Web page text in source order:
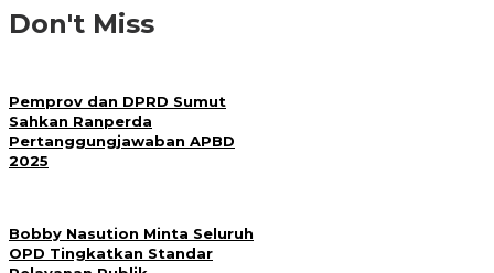
Don't Miss
Pemprov dan DPRD Sumut
Sahkan Ranperda
Pertanggungjawaban APBD
2025
Bobby Nasution Minta Seluruh
OPD Tingkatkan Standar